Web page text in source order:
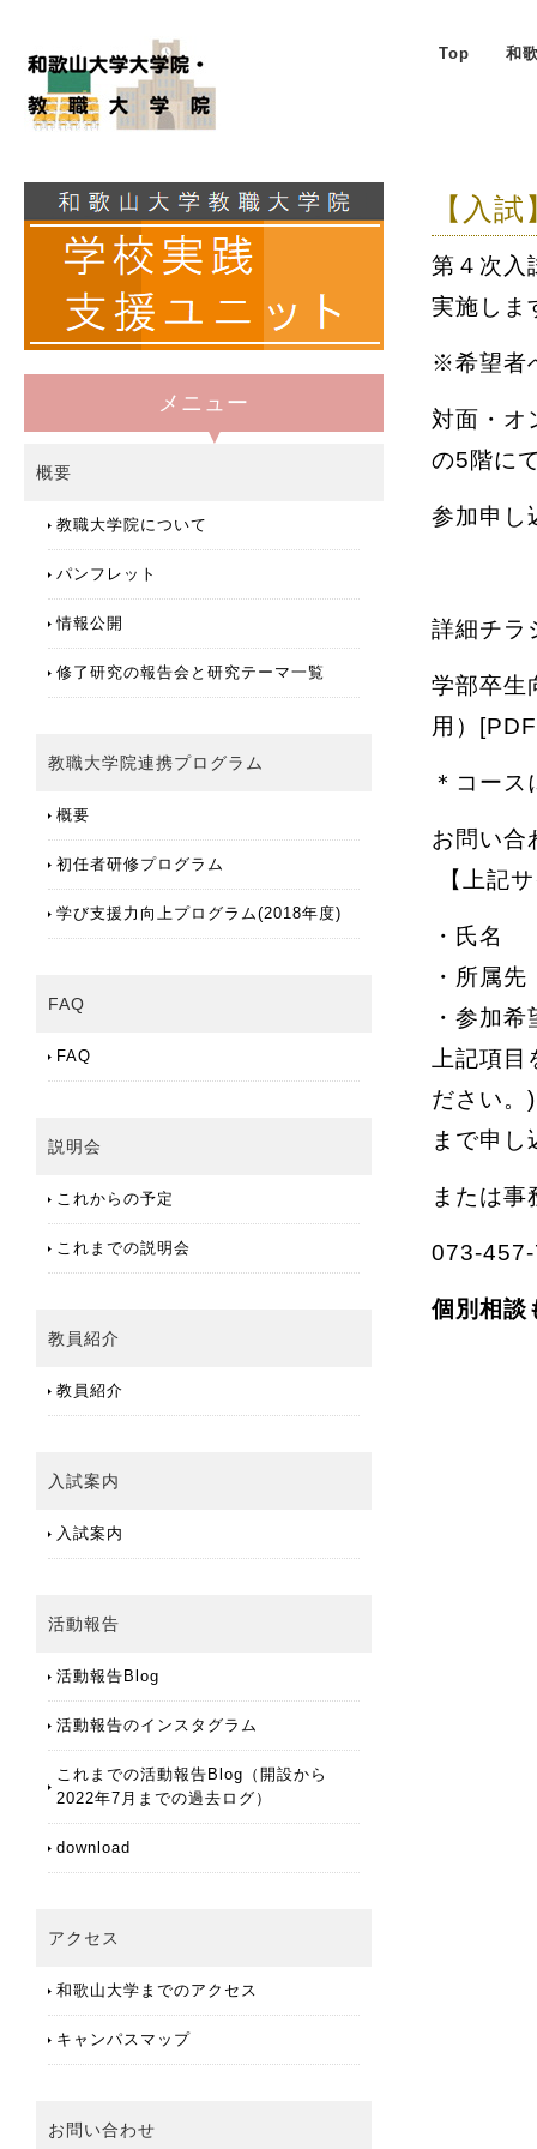
Top 和
【入
第４次入
実施しま
※希望者
対面・オ
の5階に
参加申し
詳細チラ
学部卒生
用）
＊コー
お問い合
【上記
・氏名
・所属先
・参加希
上記項
ださい。)
まで申
または
073-
個別相談
メニュー
概要
教職大学院について
パンフレット
情報公開
修了研究の報告会と研究テーマ一覧
教職大学院連携プログラム
概要
初任者研修プログラム
学び支援力向上プログラム(2018年度)
FAQ
FAQ
説明会
これからの予定
これまでの説明会
教員紹介
教員紹介
入試案内
入試案内
活動報告
活動報告Blog
活動報告のインスタグラム
これまでの活動報告Blog（開設から
2022年7月までの過去ログ）
download
アクセス
和歌山大学までのアクセス
キャンパスマップ
お問い合わせ